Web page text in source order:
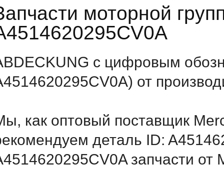
моторной
с цифровым
от
как оптовый поставщик
деталь ID:
запчасти от